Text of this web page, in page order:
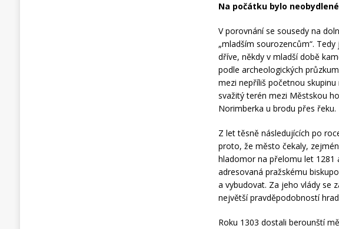
Na počátku bylo
V porovnání se sousedy na
„mladším sourozencům“.
dříve, někdy v mladší době
podle archeologických
mezi nepříliš početnou
svažitý terén mezi Městskou
Norimberka u brodu přes řeku.
Z let těsně následujících po
proto, že město čekaly,
hladomor na přelomu let 1281
adresovaná pražskému
a vybudovat. Za jeho vlády se
největší pravděpodobností
Roku 1303 dostali berounští